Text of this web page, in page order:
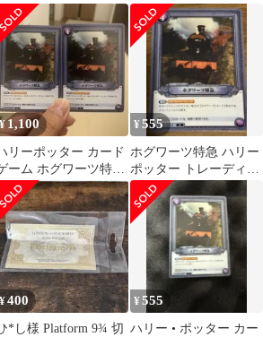
パラレル R★
R 4枚セット
¥1,100
リーポッター カード
ーム ホグワーツ特急
034 R 美品 2枚
¥555
ホグワーツ特急 ハリー
ポッター トレーディン
グカード
¥400
*し様 Platform 9¾ 切
¥555
ハリー • ポッター カー